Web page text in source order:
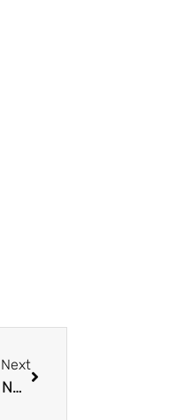
Next
Innover dans le High-Tech à travers la création d’un Nuage de mots !